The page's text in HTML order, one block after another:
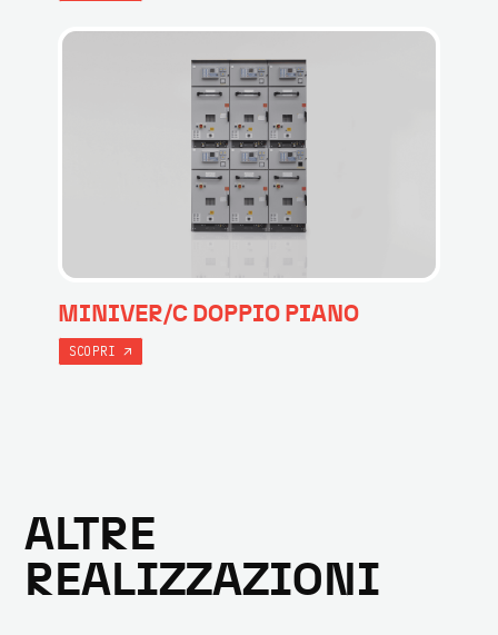
MINIVER/C DOPPIO PIANO
SCOPRI
ALTRE
REALIZZAZIONI